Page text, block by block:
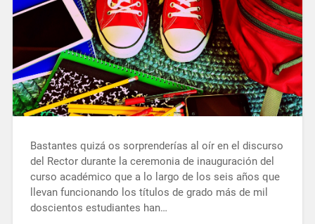
Bastantes quizá os sorprenderías al oír en el discurso
del Rector durante la ceremonia de inauguración del
curso académico que a lo largo de los seis años que
llevan funcionando los títulos de grado más de mil
doscientos estudiantes han…